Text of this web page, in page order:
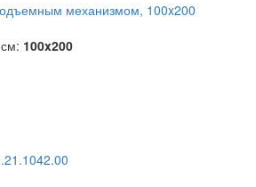
механизмом, 100x200
100x200